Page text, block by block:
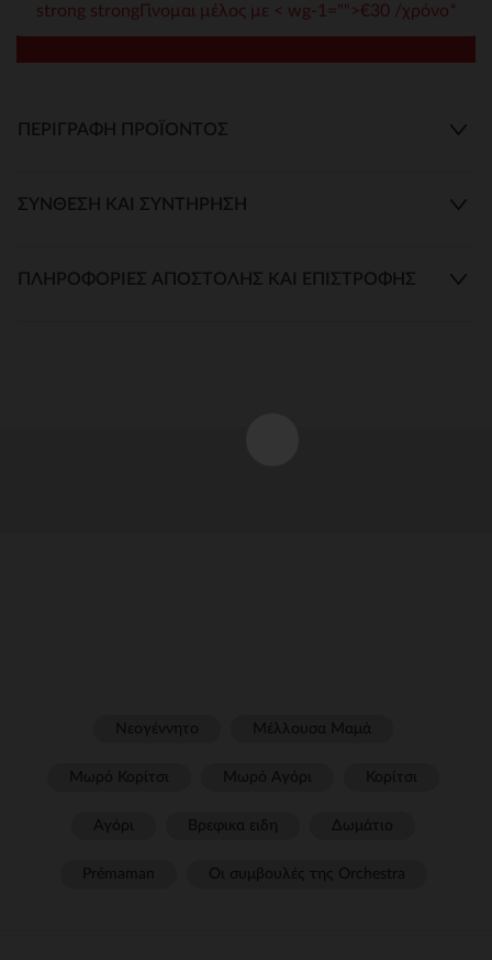
strong strongΓίνομαι μέλος με < wg-1="">€30 /χρόνο*
ΠΕΡΙΓΡΑΦΉ ΠΡΟΪΌΝΤΟΣ
ΣΎΝΘΕΣΗ ΚΑΙ ΣΥΝΤΉΡΗΣΗ
ΠΛΗΡΟΦΟΡΊΕΣ ΑΠΟΣΤΟΛΉΣ ΚΑΙ ΕΠΙΣΤΡΟΦΉΣ